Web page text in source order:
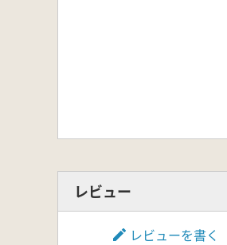
レビュー
レビューを書く